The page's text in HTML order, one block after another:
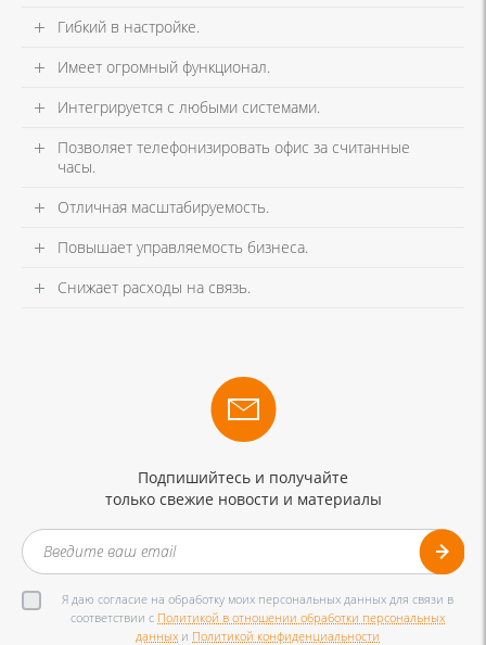
Гибкий в настройке.
Имеет огромный функционал.
Интегрируется с любыми системами.
Позволяет телефонизировать офис за считанные
часы.
Отличная масштабируемость.
Повышает управляемость бизнеса.
Снижает расходы на связь.
Подпишийтесь и получайте
только свежие новости и материалы
Я даю согласие на обработку моих персональных данных для связи в
соответствии с Политикой в отношении обработки персональных
данных и Политикой конфиденциальности